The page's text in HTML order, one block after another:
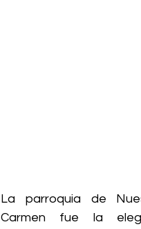
La parroquia de
Carmen fue la